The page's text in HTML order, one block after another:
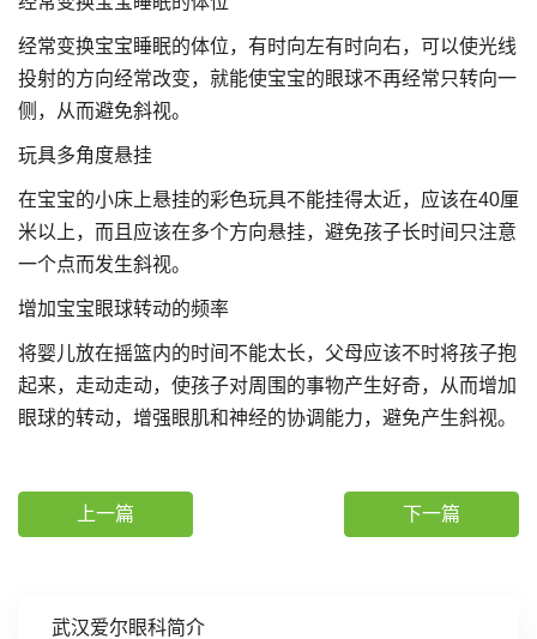
武汉爱尔眼科简介
经常变换宝宝睡眠的体位，有时向左有时向右，可以使光线
投射的方向经常改变，就能使宝宝的眼球不再经常只转向一
侧，从而避免斜视。
玩具多角度悬挂
在宝宝的小床上悬挂的彩色玩具不能挂得太近，应该在40厘
米以上，而且应该在多个方向悬挂，避免孩子长时间只注意
一个点而发生斜视。
增加宝宝眼球转动的频率
将婴儿放在摇篮内的时间不能太长，父母应该不时将孩子抱
起来，走动走动，使孩子对周围的事物产生好奇，从而增加
眼球的转动，增强眼肌和神经的协调能力，避免产生斜视。
上一篇 下一篇